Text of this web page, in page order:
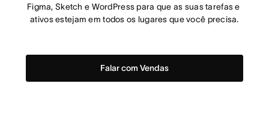
Figma, Sketch e WordPress para que as suas tarefas e
ativos estejam em todos os lugares que você precisa.
Falar com Vendas